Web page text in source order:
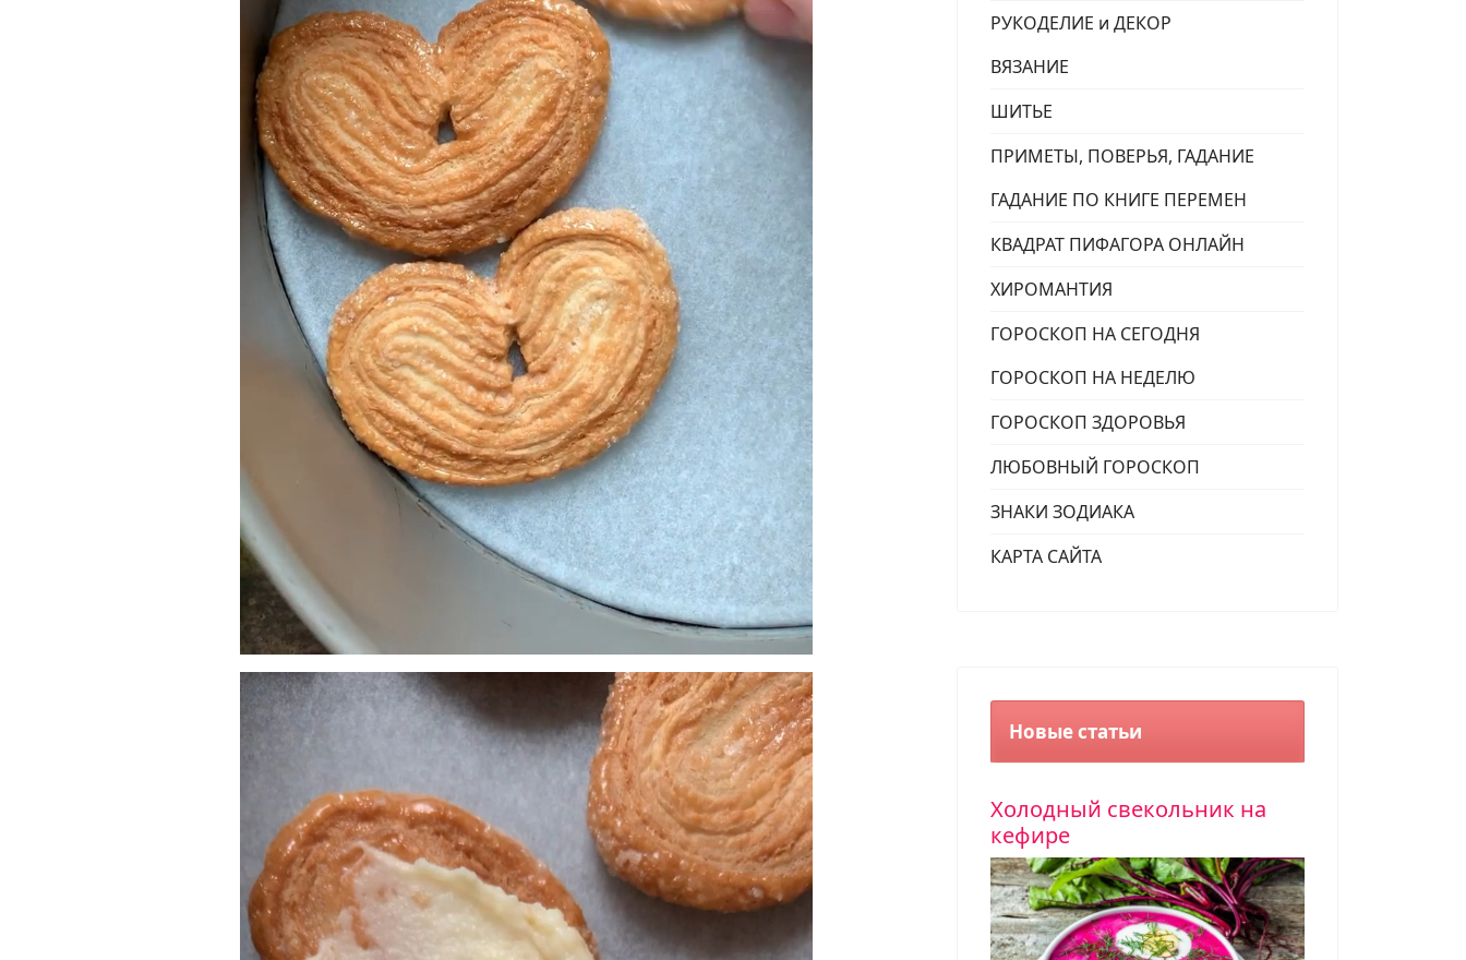
РУКОДЕЛИЕ и ДЕКОР
ВЯЗАНИЕ
ШИТЬЕ
ПРИМЕТЫ, ПОВЕРЬЯ, ГАДАНИЕ
ГАДАНИЕ ПО КНИГЕ ПЕРЕМЕН
КВАДРАТ ПИФАГОРА ОНЛАЙН
ХИРОМАНТИЯ
ГОРОСКОП НА СЕГОДНЯ
ГОРОСКОП НА НЕДЕЛЮ
ГОРОСКОП ЗДОРОВЬЯ
ЛЮБОВНЫЙ ГОРОСКОП
ЗНАКИ ЗОДИАКА
КАРТА САЙТА
Новые статьи
Холодный свекольник на
кефире